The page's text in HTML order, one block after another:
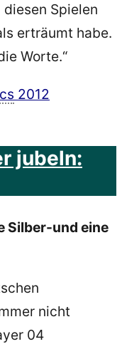
Spielen
erträumt habe.
Worte.“
2012
jubeln:
Silber-und eine
nicht
04